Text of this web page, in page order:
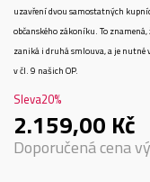
uzavření dvou samostatných
občanského zákoníku. To
zaniká i druhá smlouva, a je nutné
v čl. 9 našich OP.
Sleva20%
2.159,00 Kč
Doporučená cena